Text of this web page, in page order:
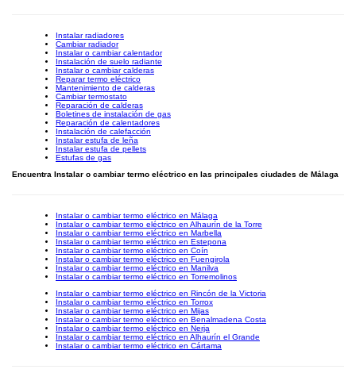
Instalar radiadores
Cambiar radiador
Instalar o cambiar calentador
Instalación de suelo radiante
Instalar o cambiar calderas
Reparar termo eléctrico
Mantenimiento de calderas
Cambiar termostato
Reparación de calderas
Boletines de instalación de gas
Reparación de calentadores
Instalación de calefacción
Instalar estufa de leña
Instalar estufa de pellets
Estufas de gas
Encuentra Instalar o cambiar termo eléctrico en las principales ciudades de Málaga
Instalar o cambiar termo eléctrico en Málaga
Instalar o cambiar termo eléctrico en Alhaurín de la Torre
Instalar o cambiar termo eléctrico en Marbella
Instalar o cambiar termo eléctrico en Estepona
Instalar o cambiar termo eléctrico en Coín
Instalar o cambiar termo eléctrico en Fuengirola
Instalar o cambiar termo eléctrico en Manilva
Instalar o cambiar termo eléctrico en Torremolinos
Instalar o cambiar termo eléctrico en Rincón de la Victoria
Instalar o cambiar termo eléctrico en Torrox
Instalar o cambiar termo eléctrico en Mijas
Instalar o cambiar termo eléctrico en Benalmadena Costa
Instalar o cambiar termo eléctrico en Nerja
Instalar o cambiar termo eléctrico en Alhaurín el Grande
Instalar o cambiar termo eléctrico en Cártama